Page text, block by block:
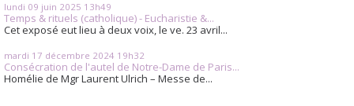
lundi 09 juin 2025 13h49
Temps & rituels (catholique) - Eucharistie &...
Cet exposé eut lieu à deux voix, le ve. 23 avril...
mardi 17 décembre 2024 19h32
Consécration de l'autel de Notre-Dame de Paris...
Homélie de Mgr Laurent Ulrich – Messe de...